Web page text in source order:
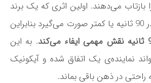
می‌­دهند. اولین اثری که یک برند
. به این
نماینده­‌ی یک اتفاق شده و آیکونیک
راحتی در ذهن باقی بماند.